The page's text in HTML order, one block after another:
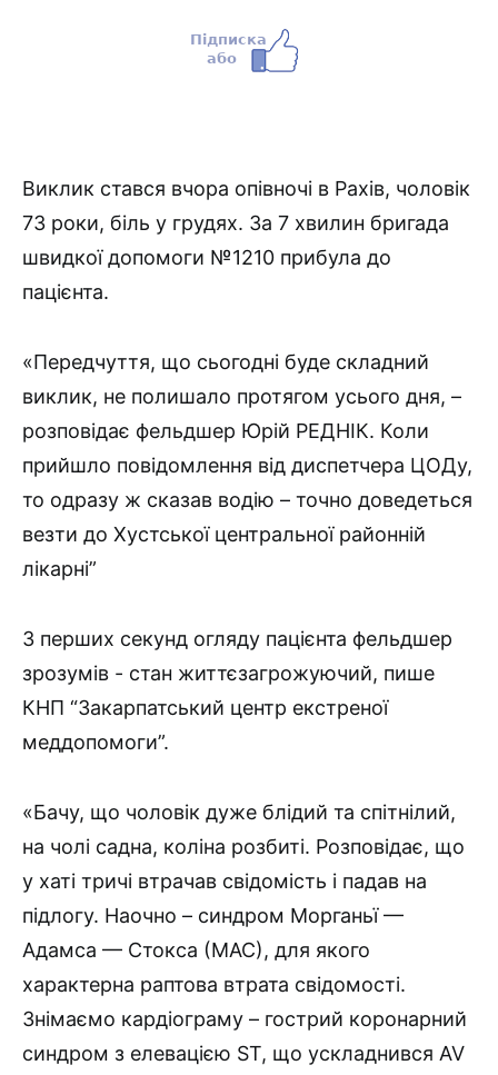
Виклик стався вчора опівночі в Рахів, чоловік
73 роки, біль у грудях. За 7 хвилин бригада
швидкої допомоги №1210 прибула до
пацієнта.
«Передчуття, що сьогодні буде складний
виклик, не полишало протягом усього дня, –
розповідає фельдшер Юрій РЕДНІК. Коли
прийшло повідомлення від диспетчера ЦОДу,
то одразу ж сказав водію – точно доведеться
везти до Хустської центральної районній
лікарні”
З перших секунд огляду пацієнта фельдшер
зрозумів ­- стан життєзагрожуючий, пише
КНП “Закарпатський центр екстреної
меддопомоги”.
«Бачу, що чоловік дуже блідий та спітнілий,
на чолі садна, коліна розбиті. Розповідає, що
у хаті тричі втрачав свідомість і падав на
підлогу. Наочно – синдром Морганьї —
Адамса — Стокса (МАС), для якого
характерна раптова втрата свідомості.
Знімаємо кардіограму – гострий коронарний
синдром з елевацією ST, що ускладнився AV